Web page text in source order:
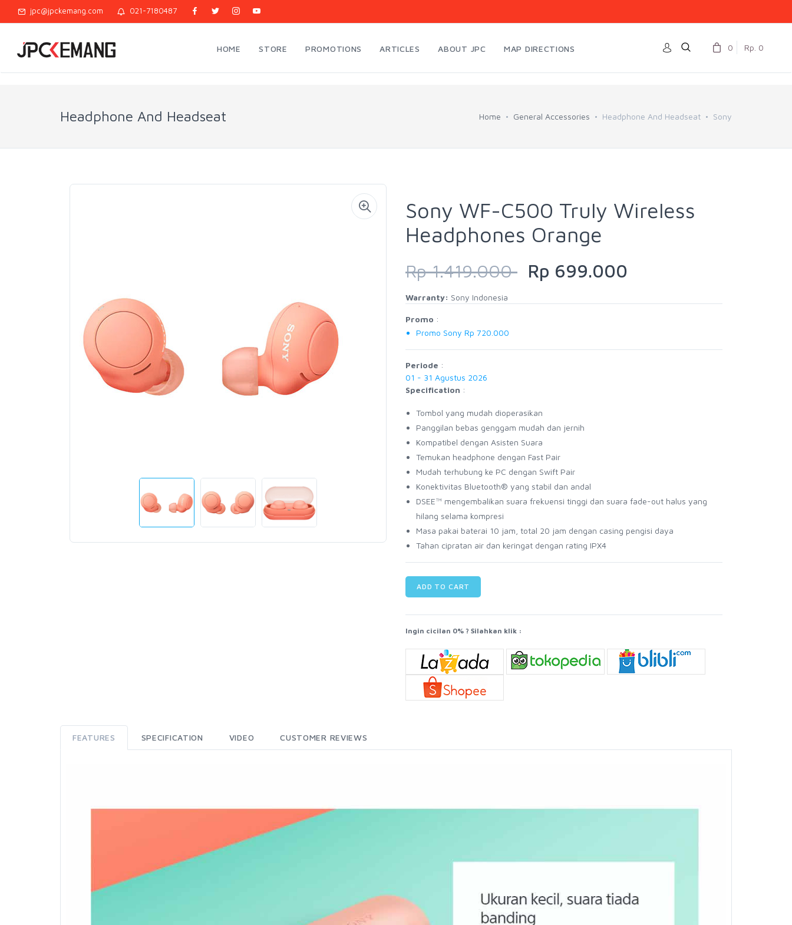
jpc@jpckemang.com 021-7180487
HOME STORE PROMOTIONS ARTICLES ABOUT JPC MAP DIRECTIONS 0 Rp. 0
Headphone And Headseat Home General Accessories Headphone And Headseat Sony
Sony WF-C500 Truly Wireless
Headphones Orange
Rp 1.419.000Rp 699.000
Warranty: Sony Indonesia
Promo :
Promo Sony Rp 720.000
Periode :
01 - 31 Agustus 2026
Specification :
Tombol yang mudah dioperasikan
Panggilan bebas genggam mudah dan jernih
Kompatibel dengan Asisten Suara
Temukan headphone dengan Fast Pair
Mudah terhubung ke PC dengan Swift Pair
Konektivitas Bluetooth® yang stabil dan andal
DSEE™ mengembalikan suara frekuensi tinggi dan suara fade-out halus yang
hilang selama kompresi
Masa pakai baterai 10 jam, total 20 jam dengan casing pengisi daya
Tahan cipratan air dan keringat dengan rating IPX4
ADD TO CART
Ingin cicilan 0% ? Silahkan klik :
FEATURES SPECIFICATION VIDEO CUSTOMER REVIEWS